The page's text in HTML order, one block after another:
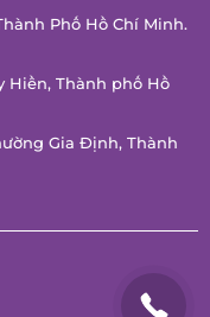
Phố Hồ Chí
Hiền, Thành phố Hồ
Gia Định, Thành